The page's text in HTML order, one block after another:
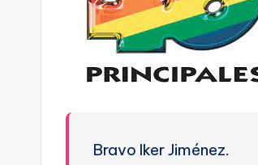
Bravo Iker Jiménez.